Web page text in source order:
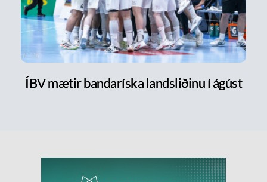
ÍBV mætir bandaríska landsliðinu í ágúst